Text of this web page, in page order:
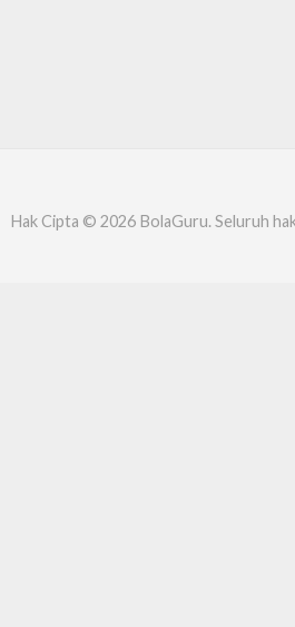
Hak Cipta © 2026 BolaGuru. Seluruh